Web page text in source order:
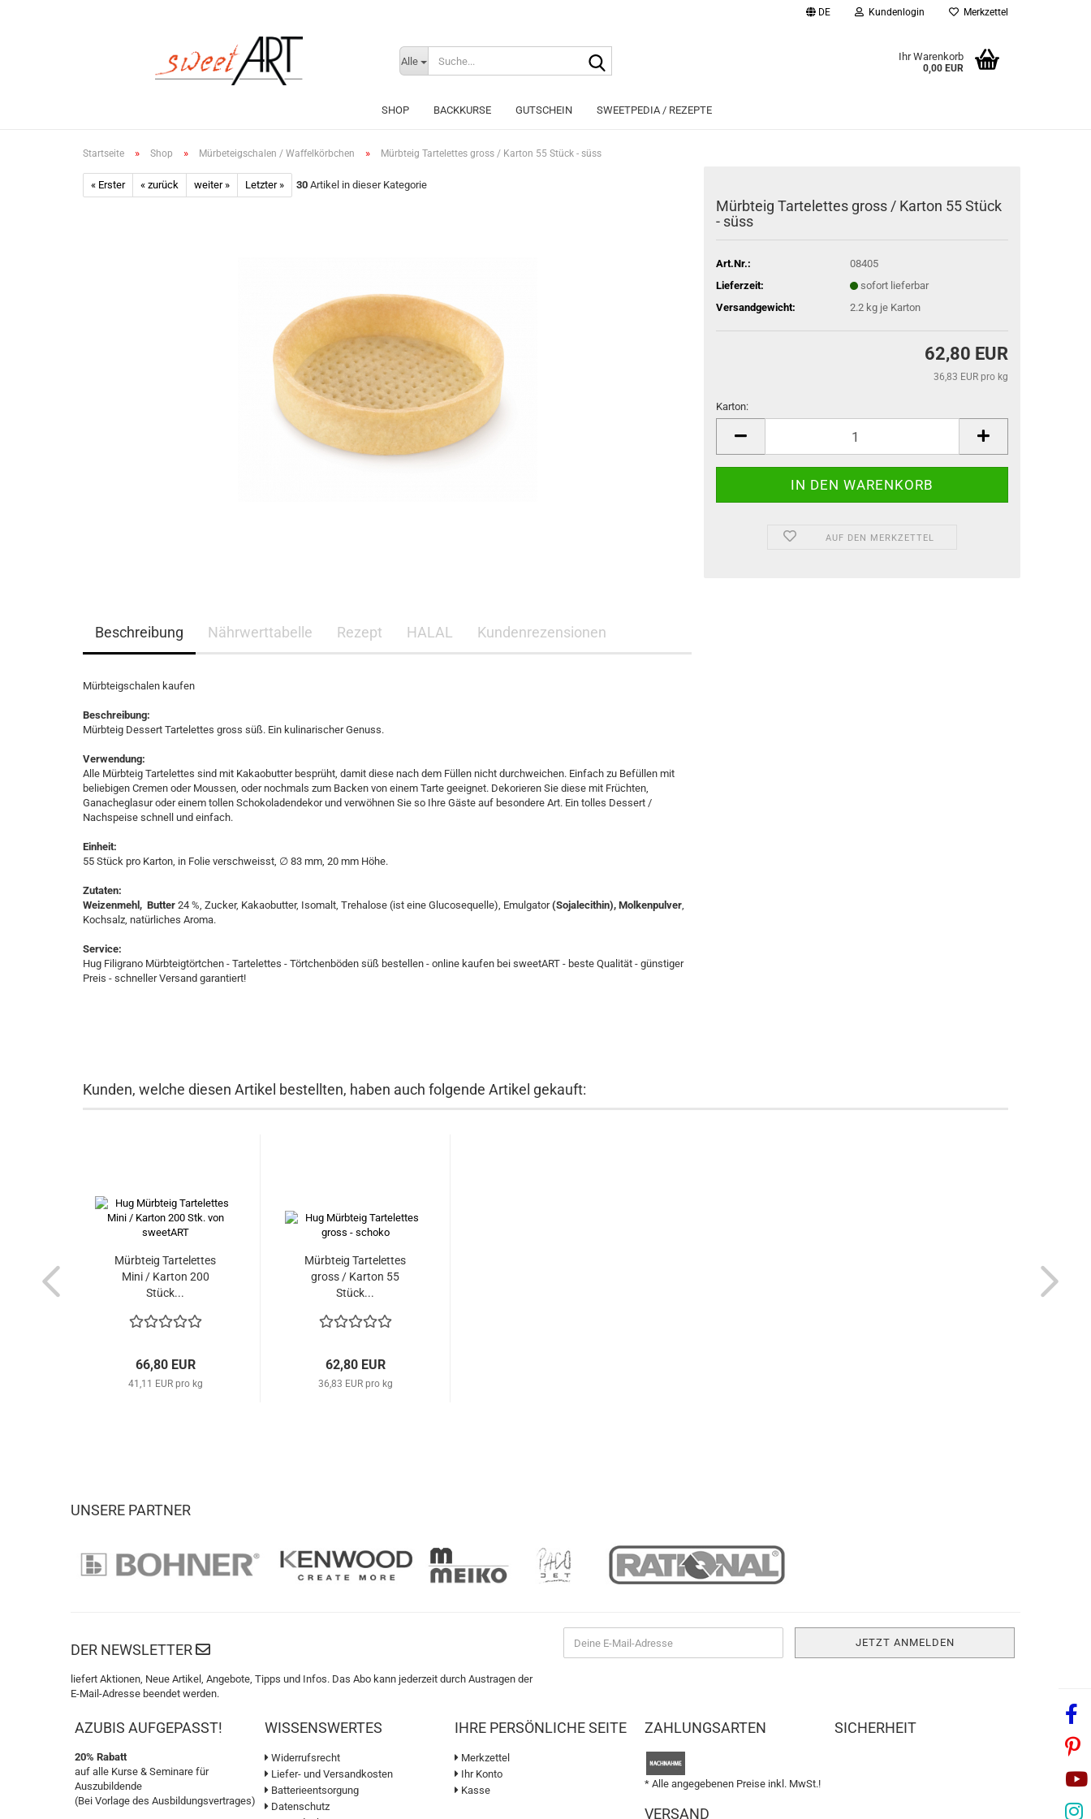
DE Kundenlogin
Konto erstellen
Passwort vergessen?
Merkzettel
Alle Ihr Warenkorb
0,00 EUR
SHOP BACKKURSE GUTSCHEIN SWEETPEDIA / REZEPTE
Startseite » Shop » Mürbeteigschalen / Waffelkörbchen » Mürbteig Tartelettes gross / Karton 55 Stück - süss
« Erster « zurück weiter » Letzter » 30 Artikel in dieser Kategorie
Mürbteig Tartelettes gross / Karton 55 Stück
- süss
Art.Nr.:
08405
Lieferzeit:
sofort lieferbar
Versandgewicht:
2.2 kg je Karton
62,80 EUR
36,83 EUR pro kg
Karton:
Karton
AUF DEN MERKZETTEL
Beschreibung Nährwerttabelle Rezept HALAL Kundenrezensionen
Mürbteigschalen kaufen
Beschreibung:
Mürbteig Dessert Tartelettes gross süß. Ein kulinarischer Genuss.
Verwendung:
Alle Mürbteig Tartelettes sind mit Kakaobutter besprüht, damit diese nach dem Füllen nicht durchweichen. Einfach zu Befüllen mit
beliebigen Cremen oder Moussen, oder nochmals zum Backen von einem Tarte geeignet. Dekorieren Sie diese mit Früchten,
Ganacheglasur oder einem tollen Schokoladendekor und verwöhnen Sie so Ihre Gäste auf besondere Art. Ein tolles Dessert /
Nachspeise schnell und einfach.
Einheit:
55 Stück pro Karton, in Folie verschweisst, ∅ 83 mm, 20 mm Höhe.
Zutaten:
Weizenmehl, Butter 24 %, Zucker, Kakaobutter, Isomalt, Trehalose (ist eine Glucosequelle), Emulgator(Sojalecithin), Molkenpulver,
Kochsalz, natürliches Aroma.
Service:
Hug Filigrano Mürbteigtörtchen - Tartelettes - Törtchenböden süß bestellen - online kaufen bei sweetART - beste Qualität - günstiger
Preis - schneller Versand garantiert!
Kunden, welche diesen Artikel bestellten, haben auch folgende Artikel gekauft:
Mürbteig Tartelettes
Mini / Karton 200
Stück...
66,80 EUR
41,11 EUR pro kg
Mürbteig Tartelettes
gross / Karton 55
Stück...
62,80 EUR
36,83 EUR pro kg
UNSERE PARTNER
DER NEWSLETTER
liefert Aktionen, Neue Artikel, Angebote, Tipps und Infos. Das Abo kann jederzeit durch Austragen der
E-Mail-Adresse beendet werden.
AZUBIS AUFGEPASST!
20% Rabatt
auf alle Kurse & Seminare für
Auszubildende
(Bei Vorlage des Ausbildungsvertrages)
WISSENSWERTES
Widerrufsrecht
Liefer- und Versandkosten
Batterieentsorgung
Datenschutz
IHRE PERSÖNLICHE SEITE
Merkzettel
Ihr Konto
Kasse
ZAHLUNGSARTEN
* Alle angegebenen Preise inkl. MwSt.!
VERSAND
SICHERHEIT